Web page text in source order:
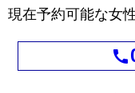
現在予約可能な女
call